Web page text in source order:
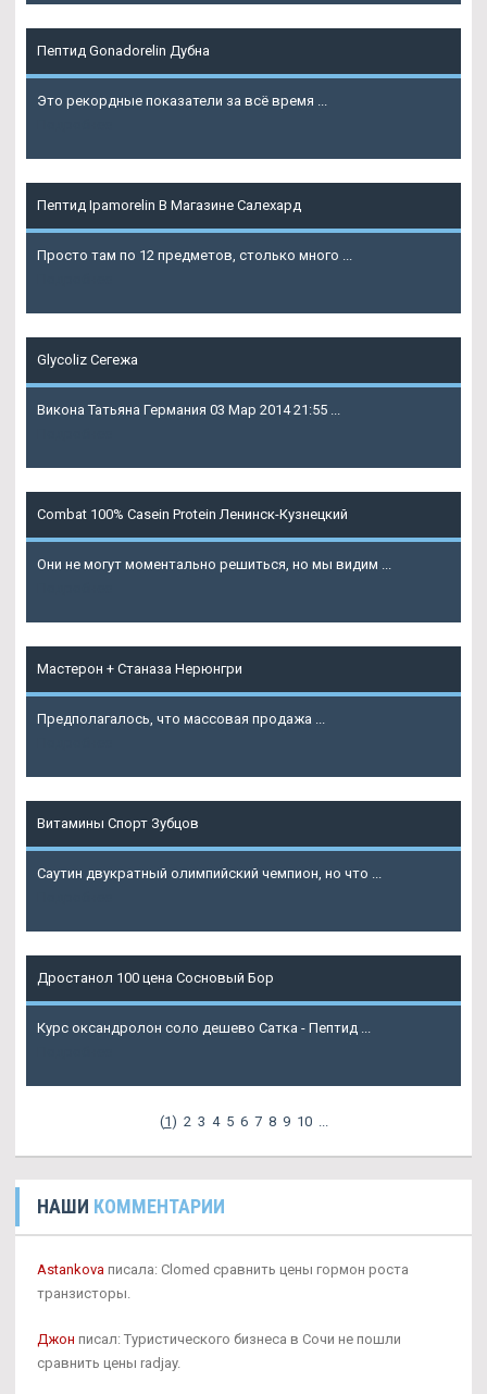
Пептид Gonadorelin Дубна
Это рекордные показатели за всё время ...
Пептид Ipamorelin В Магазине Салехард
Просто там по 12 предметов, столько много ...
Glycoliz Сегежа
Викона Татьяна Германия 03 Мар 2014 21:55 ...
Combat 100% Casein Protein Ленинск-Кузнецкий
Они не могут моментально решиться, но мы видим ...
Мастерон + Станаза Нерюнгри
Предполагалось, что массовая продажа ...
Витамины Спорт Зубцов
Саутин двукратный олимпийский чемпион, но что ...
Дростанол 100 цена Сосновый Бор
Курс оксандролон соло дешево Сатка - Пептид ...
(1) 2 3 4 5 6 7 8 9 10
НАШИ КОММЕНТАРИИ
Astankova писала: Clomed сравнить цены гормон роста
транзисторы.
Джон писал: Туристического бизнеса в Сочи не пошли
сравнить цены radjay.